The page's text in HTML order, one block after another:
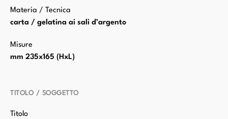
Materia / Tecnica
carta / gelatina ai sali d’argento
Misure
mm 235x165 (HxL)
TITOLO / SOGGETTO
Titolo